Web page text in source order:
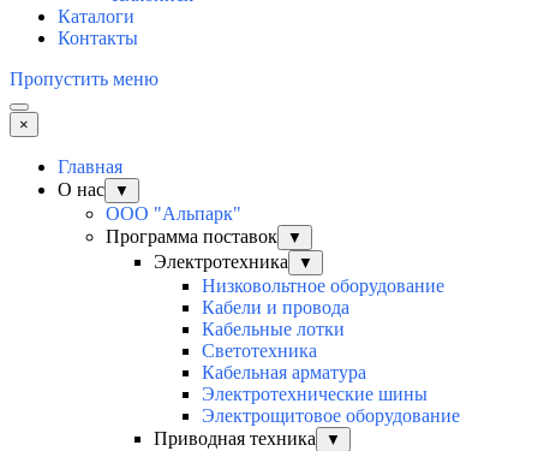
Каталоги
Контакты
Пропустить меню
×
Главная
О нас
▼
ООО "Альпарк"
Программа поставок
▼
Электротехника ▼
Низковольтное оборудование
Кабели и провода
Кабельные лотки
Светотехника
Кабельная арматура
Электротехнические шины
Электрощитовое оборудование
Приводная техника
▼